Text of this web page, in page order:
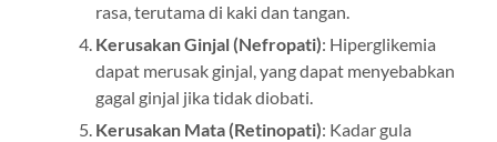
rasa, terutama di kaki dan tangan.
Kerusakan Ginjal (Nefropati): Hiperglikemia
dapat merusak ginjal, yang dapat menyebabkan
gagal ginjal jika tidak diobati.
Kerusakan Mata (Retinopati): Kadar gula